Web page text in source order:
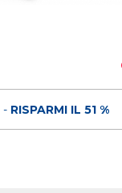
- RISPARMI IL 51 %